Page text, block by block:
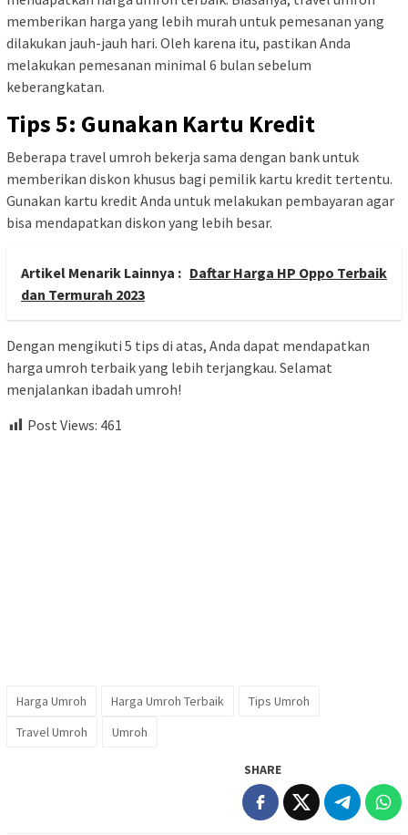
memberikan harga yang lebih murah untuk pemesanan yang
dilakukan jauh-jauh hari. Oleh karena itu, pastikan Anda
melakukan pemesanan minimal 6 bulan sebelum
keberangkatan.
Tips 5: Gunakan Kartu Kredit
Beberapa travel umroh bekerja sama dengan bank untuk
memberikan diskon khusus bagi pemilik kartu kredit tertentu.
Gunakan kartu kredit Anda untuk melakukan pembayaran agar
bisa mendapatkan diskon yang lebih besar.
Artikel Menarik Lainnya : Daftar Harga HP Oppo Terbaik
dan Termurah 2023
Dengan mengikuti 5 tips di atas, Anda dapat mendapatkan
harga umroh terbaik yang lebih terjangkau. Selamat
menjalankan ibadah umroh!
Post Views: 461
Harga Umroh Harga Umroh Terbaik
Tips Umroh
Travel Umroh
Umroh
SHARE